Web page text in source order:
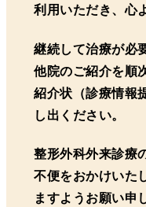
利用いただき、心
継続して治療が必
他院のご紹介を順
紹介状（診療情報
し出ください。
整形外科外来診療
不便をおかけいた
ますようお願い申